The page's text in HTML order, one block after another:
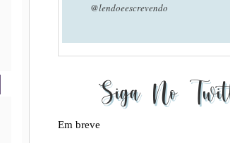
@lendoeescrevendo
Siga No
Em breve